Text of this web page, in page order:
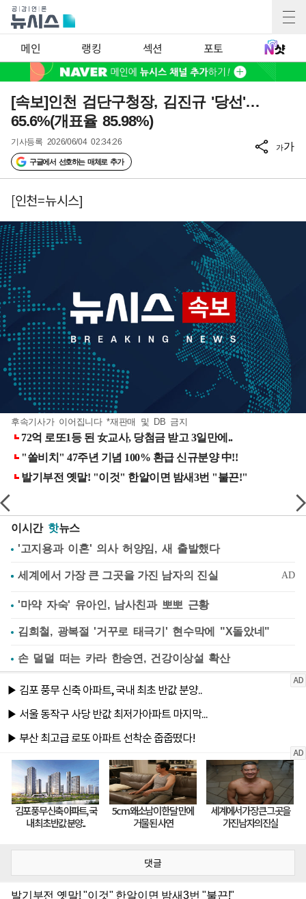
메인 랭킹 섹션 포토
[속보]인천 검단구청장, 김진규 '당선'…
65.6%(개표율 85.98%)
기사등록 2026/06/04 02:34:26
구글에서 선호하는 매체로 추가
가가
[인천=뉴시스]
후속기사가 이어집니다 *재판매 및 DB 금지
이시간 핫뉴스
'고지용과 이혼' 의사 허양임, 새 출발했다
'마약 자숙' 유아인, 남사친과 뽀뽀 근황
김희철, 광복절 '거꾸로 태극기' 현수막에 "X돌았네"
손 덜덜 떠는 카라 한승연, 건강이상설 확산
댓글